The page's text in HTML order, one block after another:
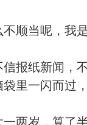
顺当呢，我
报纸新闻，
里一闪而过
两岁，算了